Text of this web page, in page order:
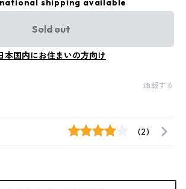
shipping available
Sold out
本国内にお住まいの方向け
通報する
(2)